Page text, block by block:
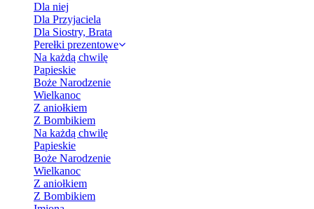
Dla niej
Dla Przyjaciela
Dla Siostry, Brata
Perełki prezentowe
Na każdą chwilę
Papieskie
Boże Narodzenie
Wielkanoc
Z aniołkiem
Z Bombikiem
Na każdą chwilę
Papieskie
Boże Narodzenie
Wielkanoc
Z aniołkiem
Z Bombikiem